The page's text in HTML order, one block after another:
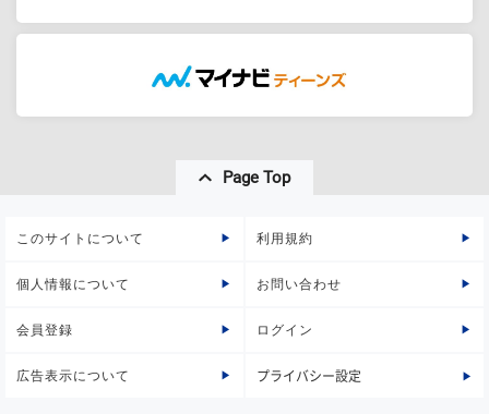
Page Top
このサイトについて 利用規約
個人情報について お問い合わせ
会員登録 ログイン
広告表示について プライバシー設定